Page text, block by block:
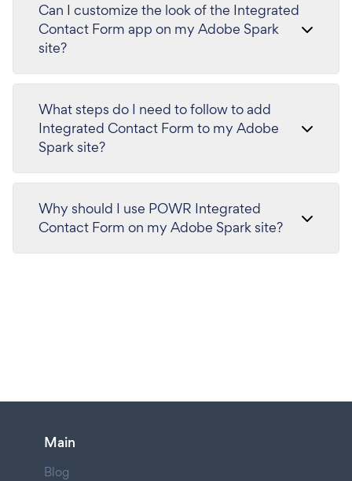
Can I customize the look of the Integrated
Contact Form app on my Adobe Spark
site?
What steps do I need to follow to add
Integrated Contact Form to my Adobe
Spark site?
Why should I use POWR Integrated
Contact Form on my Adobe Spark site?
Main
Blog